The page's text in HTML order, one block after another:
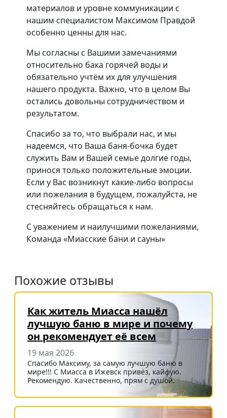
материалов и уровне коммуникации с
нашим специалистом Максимом Правдой
особенно ценны для нас.
Мы согласны с Вашими замечаниями
относительно бака горячей воды и
обязательно учтём их для улучшения
нашего продукта. Важно, что в целом Вы
остались довольны сотрудничеством и
результатом.
Спасибо за то, что выбрали нас, и мы
надеемся, что Ваша баня-бочка будет
служить Вам и Вашей семье долгие годы,
принося только положительные эмоции.
Если у Вас возникнут какие-либо вопросы
или пожелания в будущем, пожалуйста, не
стесняйтесь обращаться к нам.
С уважением и наилучшими пожеланиями,
Команда «Миасские бани и сауны»
Похожие отзывы
Как житель Миасса нашёл
лучшую баню в мире и почему
он рекомендует её всем
19 мая 2026
Спасибо Максиму, за самую лучшую баню в
мире!!! С Миасса в Ижевск привёз, кайфую.
Рекомендую. Качественно, прям с душой.